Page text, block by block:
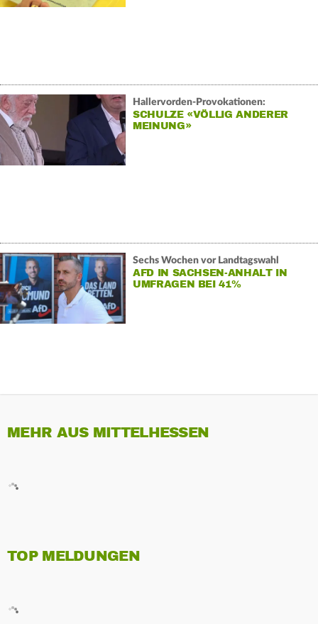
Hallervorden-Provokationen:
SCHULZE «VÖLLIG ANDERER
MEINUNG»
Sechs Wochen vor Landtagswahl
AFD IN SACHSEN-ANHALT IN
UMFRAGEN BEI 41%
MEHR AUS MITTELHESSEN
TOP MELDUNGEN